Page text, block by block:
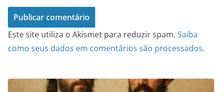
Este site utiliza o Akismet para reduzir spam. Saiba
como seus dados em comentários são processados.